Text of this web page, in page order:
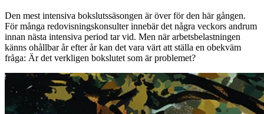
Den mest intensiva bokslutssäsongen är över för den här gången.
För många redovisningskonsulter innebär det några veckors andrum
innan nästa intensiva period tar vid. Men när arbetsbelastningen
känns ohållbar år efter år kan det vara värt att ställa en obekväm
fråga: Är det verkligen bokslutet som är problemet?